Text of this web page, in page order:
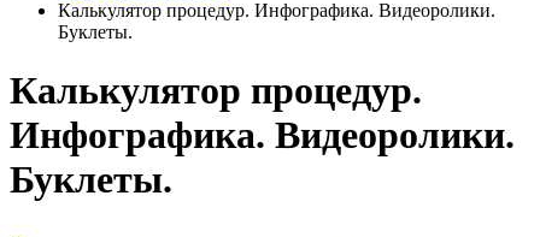
Калькулятор процедур. Инфографика. Видеоролики.
Буклеты.
Калькулятор процедур.
Инфографика. Видеоролики.
Буклеты.